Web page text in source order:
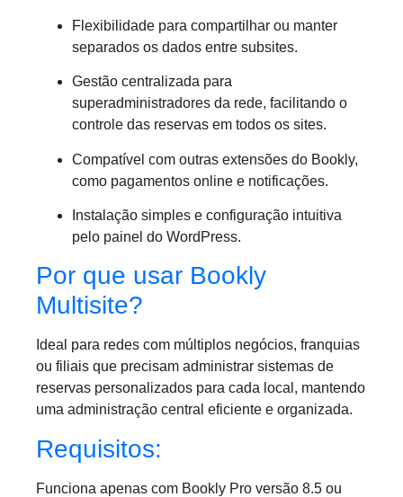
Flexibilidade para compartilhar ou manter
separados os dados entre subsites.
Gestão centralizada para
superadministradores da rede, facilitando o
controle das reservas em todos os sites.
Compatível com outras extensões do Bookly,
como pagamentos online e notificações.
Instalação simples e configuração intuitiva
pelo painel do WordPress.
Por que usar Bookly
Multisite?
Ideal para redes com múltiplos negócios, franquias
ou filiais que precisam administrar sistemas de
reservas personalizados para cada local, mantendo
uma administração central eficiente e organizada.
Requisitos:
Funciona apenas com Bookly Pro versão 8.5 ou